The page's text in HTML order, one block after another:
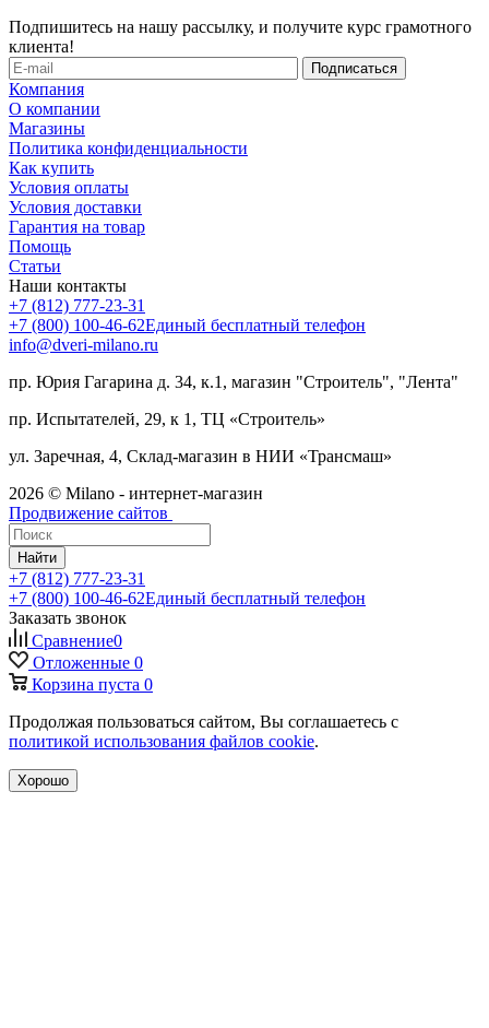
Подпишитесь на нашу рассылку, и получите курс грамотного
клиента!
Компания
О компании
Магазины
Политика конфиденциальности
Как купить
Условия оплаты
Условия доставки
Гарантия на товар
Помощь
Статьи
Наши контакты
+7 (812) 777-23-31
+7 (800) 100-46-62Единый бесплатный телефон
info@dveri-milano.ru
пр. Юрия Гагарина д. 34, к.1, магазин "Строитель", "Лента"
пр. Испытателей, 29, к 1, ТЦ «Строитель»
ул. Заречная, 4, Склад-магазин в НИИ «Трансмаш»
2026 © Milano - интернет-магазин
Продвижение сайтов
Найти
+7 (812) 777-23-31
+7 (800) 100-46-62Единый бесплатный телефон
Заказать звонок
Сравнение0
Отложенные 0
Корзина пуста 0
Продолжая пользоваться сайтом, Вы соглашаетесь с
политикой использования файлов cookie.
Хорошо